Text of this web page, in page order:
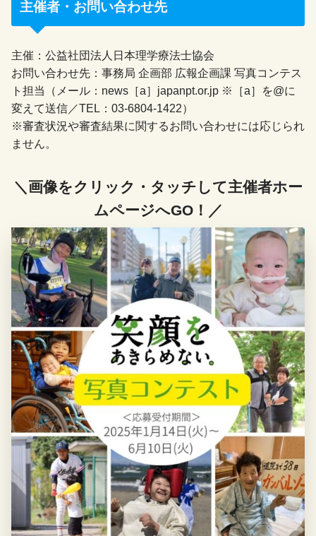
主催者・お問い合わせ先
主催：公益社団法人日本理学療法士協会
お問い合わせ先：事務局 企画部 広報企画課 写真コンテス
ト担当（メール：news［a］japanpt.or.jp ※［a］を@に
変えて送信／TEL：03-6804-1422）
※審査状況や審査結果に関するお問い合わせには応じられ
ません。
＼画像をクリック・タッチして主催者ホー
ムページへGO！／